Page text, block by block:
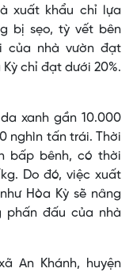
xuất khẩu chỉ lựa
bị sẹo, tỳ vết bên
của nhà vườn đạt
chỉ đạt dưới 20%.
xanh gần 10.000
nghìn tấn trái. Thời
bấp bênh, có thời
Do đó, việc xuất
Hòa Kỳ sẽ nâng
đấu của nhà
An Khánh, huyện